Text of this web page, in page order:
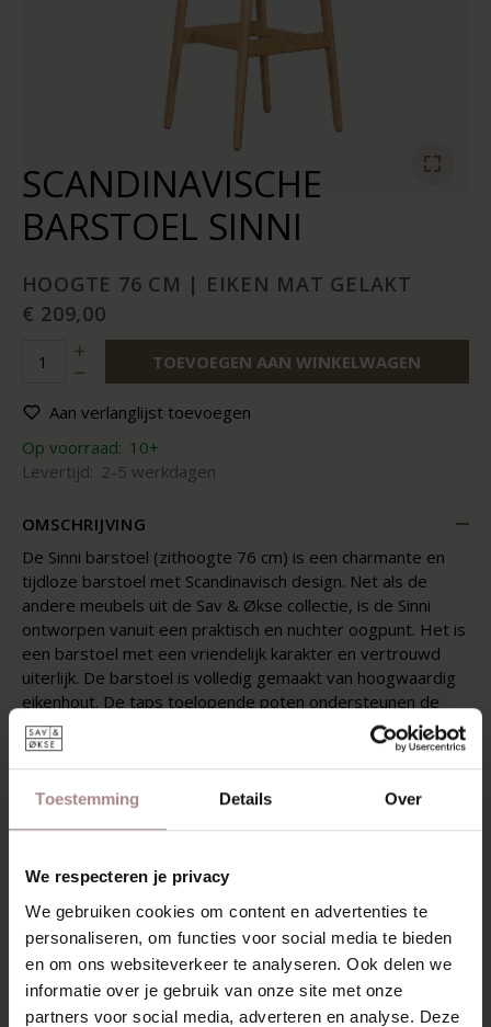
Toestemming Details Over
We respecteren je privacy
We gebruiken cookies om content en advertenties te
personaliseren, om functies voor social media te bieden
en om ons websiteverkeer te analyseren. Ook delen we
informatie over je gebruik van onze site met onze
partners voor social media, adverteren en analyse. Deze
SCANDINAVISCHE
BARSTOEL SINNI
HOOGTE 76 CM | EIKEN MAT GELAKT
€ 209,00
TOEVOEGEN AAN WINKELWAGEN
Aan verlanglijst toevoegen
Op voorraad: 10+
Levertijd: 2-5 werkdagen
OMSCHRIJVING
De Sinni barstoel (zithoogte 76 cm) is een charmante en
tijdloze barstoel met Scandinavisch design. Net als de
andere meubels uit de Sav & Økse collectie, is de Sinni
ontworpen vanuit een praktisch en nuchter oogpunt. Het is
een barstoel met een vriendelijk karakter en vertrouwd
uiterlijk. De barstoel is volledig gemaakt van hoogwaardig
eikenhout. De taps toelopende poten ondersteunen de
gebogen zitting en rugleuning. Zonder overbodige details
is deze speelse barstoel vanaf elke hoek mooi om te zien.
Nog meer Sinni? Voor aan de eettafel is er de
Sinni
Eetkamerstoel, voor aan het kookeiland de
KENMERKEN
VERPAKKING & MONTAGE
AFMETINGEN
ZAKELIJK